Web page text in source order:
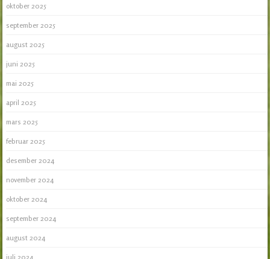
oktober 2025
september 2025
august 2025
juni 2025
mai 2025
april 2025
mars 2025
februar 2025
desember 2024
november 2024
oktober 2024
september 2024
august 2024
juli 2024